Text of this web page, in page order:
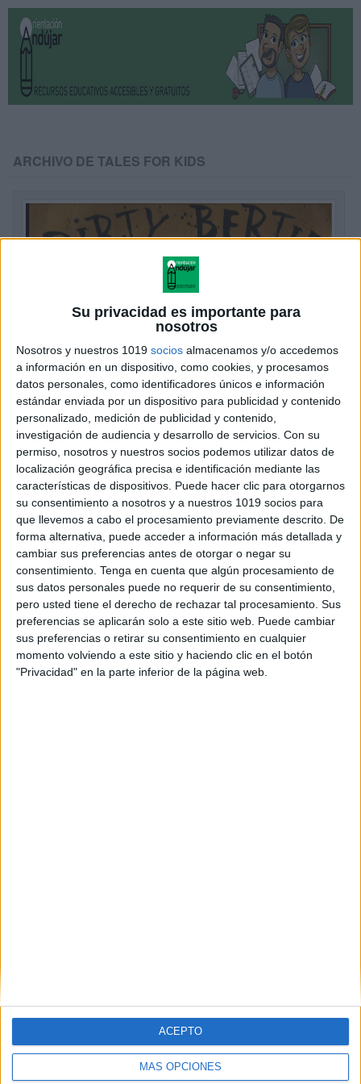
Su privacidad es importante para
nosotros
Nosotros y nuestros 1019 socios almacenamos y/o accedemos
a información en un dispositivo, como cookies, y procesamos
datos personales, como identificadores únicos e información
estándar enviada por un dispositivo para publicidad y contenido
personalizado, medición de publicidad y contenido,
investigación de audiencia y desarrollo de servicios. Con su
permiso, nosotros y nuestros socios podemos utilizar datos de
localización geográfica precisa e identificación mediante las
características de dispositivos. Puede hacer clic para otorgarnos
su consentimiento a nosotros y a nuestros 1019 socios para
que llevemos a cabo el procesamiento previamente descrito. De
forma alternativa, puede acceder a información más detallada y
cambiar sus preferencias antes de otorgar o negar su
consentimiento. Tenga en cuenta que algún procesamiento de
sus datos personales puede no requerir de su consentimiento,
pero usted tiene el derecho de rechazar tal procesamiento. Sus
preferencias se aplicarán solo a este sitio web. Puede cambiar
sus preferencias o retirar su consentimiento en cualquier
momento volviendo a este sitio y haciendo clic en el botón
"Privacidad" en la parte inferior de la página web.
MÁS OPCIONES
ACEPTO
ARCHIVO DE TALES FOR KIDS
Dirty Bertie tINO EL COCHINO cuento en
inglés
Publicado el 3 mayo, 2013
Os dejamos el cuento de Tino en cochino en su
versión Inglesa y en formarto video. Dirty Bertie
children’s story Video Cuento. Tino el Cochino
FICHA DE LA CANCIÓN […]
SEGUIR LEYENDO
de
Suscribir